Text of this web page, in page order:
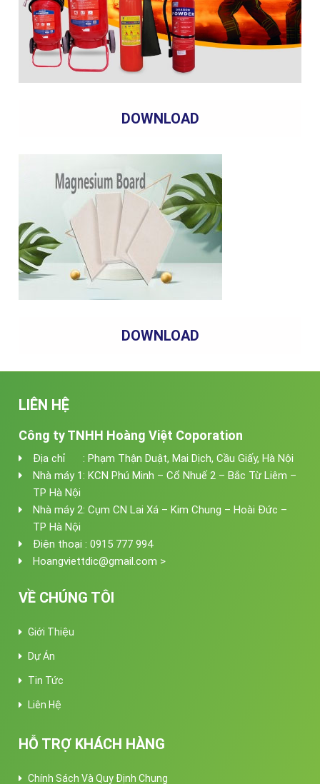
DOWNLOAD
DOWNLOAD
LIÊN HỆ
Công ty TNHH Hoàng Việt Coporation
Địa chỉ : Phạm Thận Duật, Mai Dịch, Cầu Giấy, Hà Nội
Nhà máy 1: KCN Phú Minh – Cổ Nhuế 2 – Bắc Từ Liêm –
TP Hà Nội
Nhà máy 2: Cụm CN Lai Xá – Kim Chung – Hoài Đức –
TP Hà Nội
Điện thoại : 0915 777 994
Hoangviettdic@gmail.com >
VỀ CHÚNG TÔI
Giới Thiệu
Dự Án
Tin Tức
Liên Hệ
HỖ TRỢ KHÁCH HÀNG
Chính Sách Và Quy Định Chung